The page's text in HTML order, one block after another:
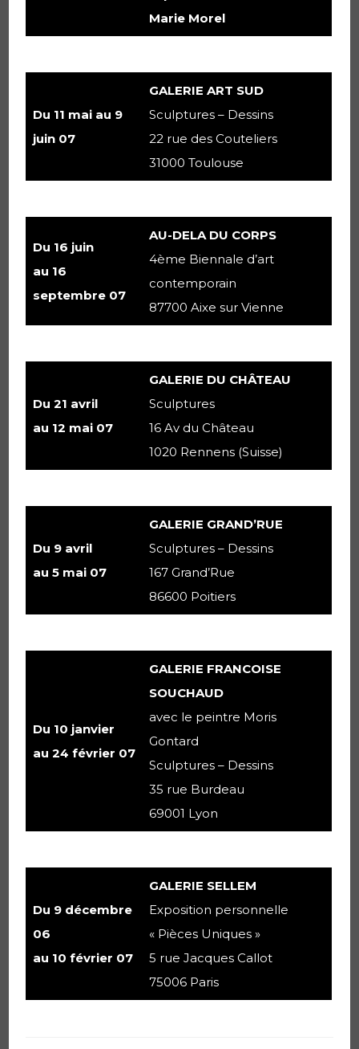
Marie Morel
Du 11 mai au 9
juin 07
GALERIE ART SUD
Sculptures – Dessins
22 rue des Couteliers
31000 Toulouse
Du 16 juin
au 16
septembre 07
AU-DELA DU CORPS
4ème Biennale d’art
contemporain
87700 Aixe sur Vienne
Du 21 avril
au 12 mai 07
GALERIE DU CHÂTEAU
Sculptures
16 Av du Château
1020 Rennens (Suisse)
Du 9 avril
au 5 mai 07
GALERIE GRAND’RUE
Sculptures – Dessins
167 Grand’Rue
86600 Poitiers
Du 10 janvier
au 24 février 07
GALERIE FRANCOISE
SOUCHAUD
avec le peintre Moris
Gontard
Sculptures – Dessins
35 rue Burdeau
69001 Lyon
Du 9 décembre
06
au 10 février 07
GALERIE SELLEM
Exposition personnelle
« Pièces Uniques »
5 rue Jacques Callot
75006 Paris